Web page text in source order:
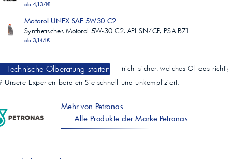
ab 4,13/l€
Motoröl UNEX SAE 5W30 C2
Synthetisches Motoröl 5W-30 C2, API SN/CF; PSA B71…
ab 3,14/l€
Technische Ölberatung starten
- nicht sicher, welches Öl das
Unsere Experten beraten Sie schnell und unkompliziert.
Mehr von Petronas
Alle Produkte der Marke Petronas